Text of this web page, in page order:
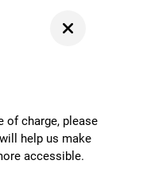
of charge, please
help us make
accessible.